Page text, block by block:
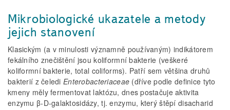
Mikrobiologické ukazatele a metody
jejich stanovení
Klasickým (a v minulosti významně používaným) indikátorem
fekálního znečištění jsou koliformní bakterie (veškeré
koliformní bakterie, total coliforms). Patří sem většina druhů
bakterií z čelediEnterobacteriaceae (dříve podle definice tyto
kmeny měly fermentovat laktózu, dnes postačuje aktivita
enzymu β-D-galaktosidázy, tj. enzymu, který štěpí disacharid